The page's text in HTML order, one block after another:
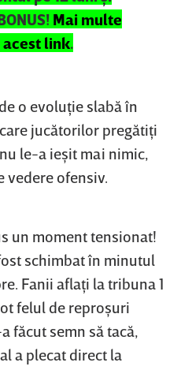
Mai multe
link.
o evoluţie slabă în
jucătorilor pregătiţi
le-a ieşit mai nimic,
vedere ofensiv.
un moment tensionat!
schimbat în minutul
Fanii aflaţi la tribuna 1
felul de reproşuri
făcut semn să tacă,
a plecat direct la